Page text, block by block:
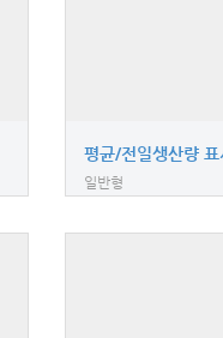
평균/전일생산량 표
일반형